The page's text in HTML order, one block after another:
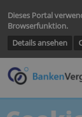
Dieses Portal
Browserfunktion.
Details ansehen